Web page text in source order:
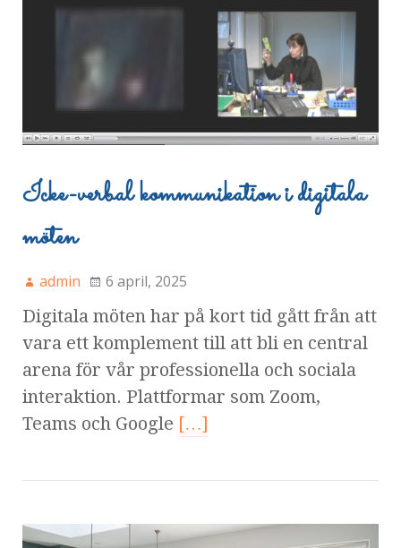
Icke-verbal kommunikation i digitala
möten
admin 6 april, 2025
Digitala möten har på kort tid gått från att
vara ett komplement till att bli en central
arena för vår professionella och sociala
interaktion. Plattformar som Zoom,
Teams och Google […]